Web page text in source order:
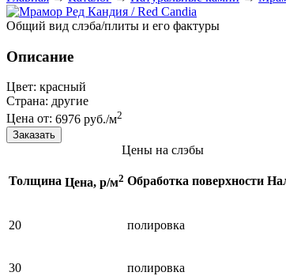
Общий вид слэба/плиты и его фактуры
Описание
Цвет: красный
Страна: другие
Цена от: 6976 руб./м2
Цены на слэбы
Толщина Цена, р/м2 Обработка поверхности
20 полировка
30 полировка